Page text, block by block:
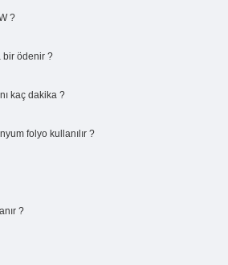
?
bir ödenir ?
kaç dakika ?
folyo kullanılır ?
?